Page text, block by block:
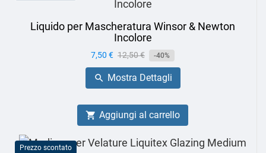
Liquido per Mascheratura Winsor & Newton
Incolore
Prezzo
7,50 € Prezzo
base
12,50 € -40%
 Mostra Dettagli
 Aggiungi al carrello
Prezzo scontato